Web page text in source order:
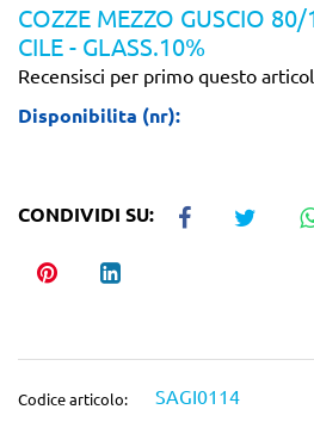
COZZE MEZZO GUSCIO
CILE - GLASS.10%
Recensisci per primo questo
Disponibilita (nr):
CONDIVIDI SU:
Codice articolo: SAGI0114